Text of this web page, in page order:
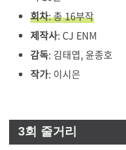
회차: 총 16부작
제작사: CJ ENM
감독: 김태엽, 윤종호
작가: 이시은
3회 줄거리